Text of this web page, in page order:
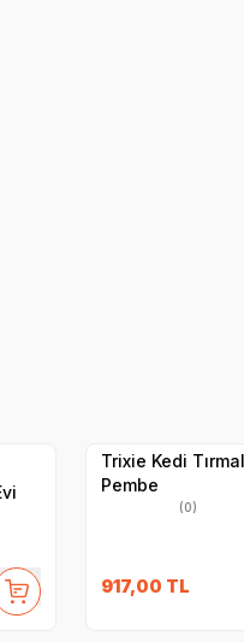
Trixie Kedi
Pembe
(0)
917,00 TL